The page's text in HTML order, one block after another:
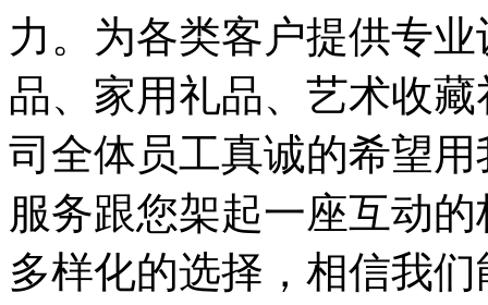
力。为各类客户提供专
品、家用礼品、艺术收
司全体员工真诚的希望
服务跟您架起一座互动
多样化的选择，相信我